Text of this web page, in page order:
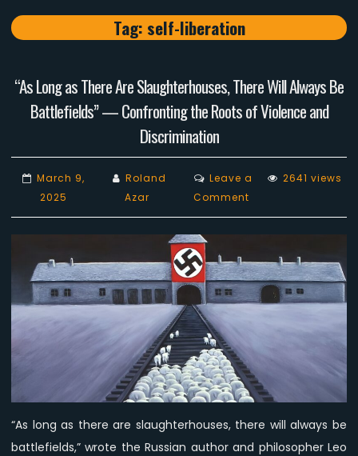
Tag: self-liberation
“As Long as There Are Slaughterhouses, There Will Always Be
Battlefields” — Confronting the Roots of Violence and
Discrimination
March 9,
2025
Roland
Azar
Leave a
Commenton
“As
Long
There
Are
Slaughterhouses,
There
Will
Always
Be
—
Confronting
2641 views
“As long as there are slaughterhouses, there will always be
battlefields,” wrote the Russian author and philosopher Leo